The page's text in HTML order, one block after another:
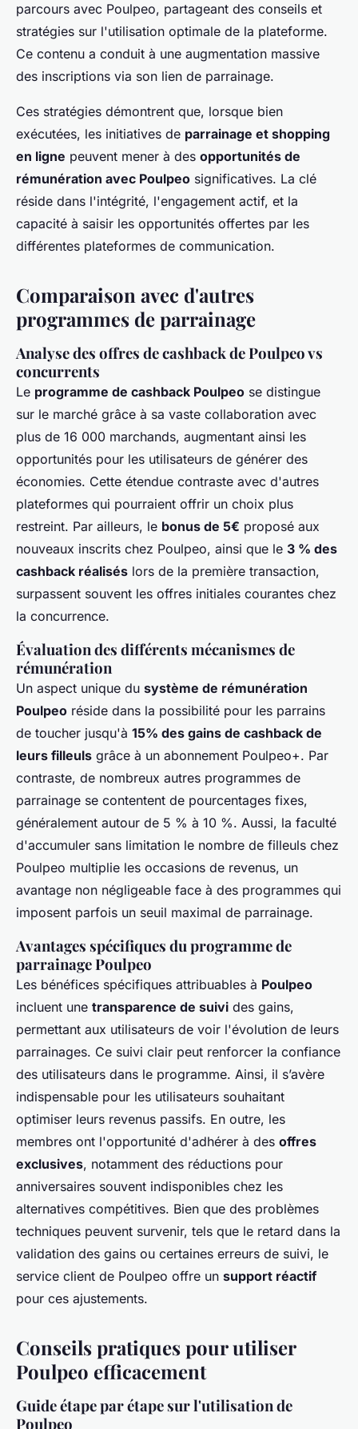
parcours avec Poulpeo, partageant des conseils et
stratégies sur l'utilisation optimale de la plateforme.
Ce contenu a conduit à une augmentation massive
des inscriptions via son lien de parrainage.
Ces stratégies démontrent que, lorsque bien
exécutées, les initiatives de parrainage et shopping
en ligne peuvent mener à des opportunités de
rémunération avec Poulpeo significatives. La clé
réside dans l'intégrité, l'engagement actif, et la
capacité à saisir les opportunités offertes par les
différentes plateformes de communication.
Comparaison avec d'autres
programmes de parrainage
Analyse des offres de cashback de Poulpeo vs
concurrents
Le programme de cashback Poulpeo se distingue
sur le marché grâce à sa vaste collaboration avec
plus de 16 000 marchands, augmentant ainsi les
opportunités pour les utilisateurs de générer des
économies. Cette étendue contraste avec d'autres
plateformes qui pourraient offrir un choix plus
restreint. Par ailleurs, le bonus de 5€ proposé aux
nouveaux inscrits chez Poulpeo, ainsi que le 3 % des
cashback réalisés lors de la première transaction,
surpassent souvent les offres initiales courantes chez
la concurrence.
Évaluation des différents mécanismes de
rémunération
Un aspect unique du système de rémunération
Poulpeo réside dans la possibilité pour les parrains
de toucher jusqu'à 15% des gains de cashback de
leurs filleuls grâce à un abonnement Poulpeo+. Par
contraste, de nombreux autres programmes de
parrainage se contentent de pourcentages fixes,
généralement autour de 5 % à 10 %. Aussi, la faculté
d'accumuler sans limitation le nombre de filleuls chez
Poulpeo multiplie les occasions de revenus, un
avantage non négligeable face à des programmes qui
imposent parfois un seuil maximal de parrainage.
Avantages spécifiques du programme de
parrainage Poulpeo
Les bénéfices spécifiques attribuables à Poulpeo
incluent une transparence de suivi des gains,
permettant aux utilisateurs de voir l'évolution de leurs
parrainages. Ce suivi clair peut renforcer la confiance
des utilisateurs dans le programme. Ainsi, il s’avère
indispensable pour les utilisateurs souhaitant
optimiser leurs revenus passifs. En outre, les
membres ont l'opportunité d'adhérer à des offres
exclusives, notamment des réductions pour
anniversaires souvent indisponibles chez les
alternatives compétitives. Bien que des problèmes
techniques peuvent survenir, tels que le retard dans la
validation des gains ou certaines erreurs de suivi, le
service client de Poulpeo offre un support réactif
pour ces ajustements.
Conseils pratiques pour utiliser
Poulpeo efficacement
Guide étape par étape sur l'utilisation de
Poulpeo